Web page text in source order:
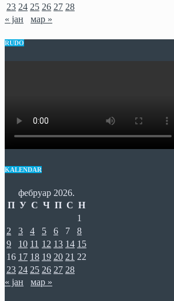
23 24 25 26 27 28
« јан
мар »
RUDO
KALENDAR
фебруар 2026.
П У С Ч П С Н
1
2
3 4 5 6 7
8
9
10 11 12 13 14 15
16 17 18 19 20 21 22
23 24 25 26 27 28
« јан
мар »